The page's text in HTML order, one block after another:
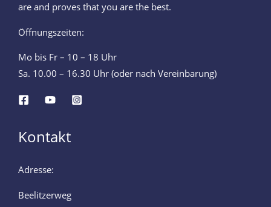
are and proves that you are the best.
Öffnungszeiten:
Mo bis Fr – 10 – 18 Uhr
Sa. 10.00 – 16.30 Uhr (oder nach Vereinbarung)
Kontakt
Adresse:
Beelitzerweg